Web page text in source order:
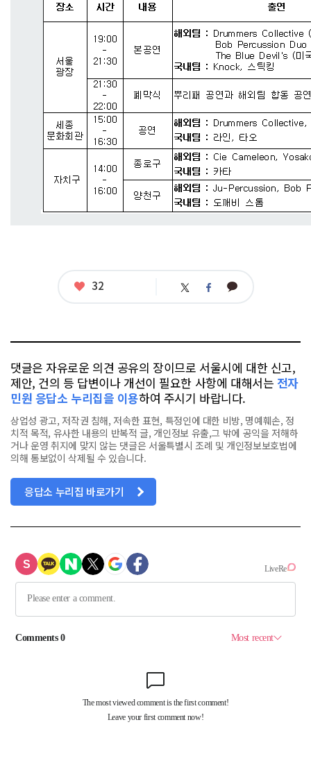
좋
32 트 페 카
댓글은 자유로운 의견 공유의 장이므로 서울시에 대한 신고,
제안, 건의 등 답변이나 개선이 필요한 사항에 대해서는 전자
민원 응답소 누리집을 이용하여 주시기 바랍니다.
상업성 광고, 저작권 침해, 저속한 표현, 특정인에 대한 비방, 명예훼손, 정
치적 목적, 유사한 내용의 반복적 글, 개인정보 유출,그 밖에 공익을 저해하
거나 운영 취지에 맞지 않는 댓글은 서울특별시 조례 및 개인정보보호법에
의해 통보없이 삭제될 수 있습니다.
응답소 누리집 바로가기